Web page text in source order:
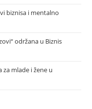
biznisa i mentalno
održana u Biznis
za mlade i žene u